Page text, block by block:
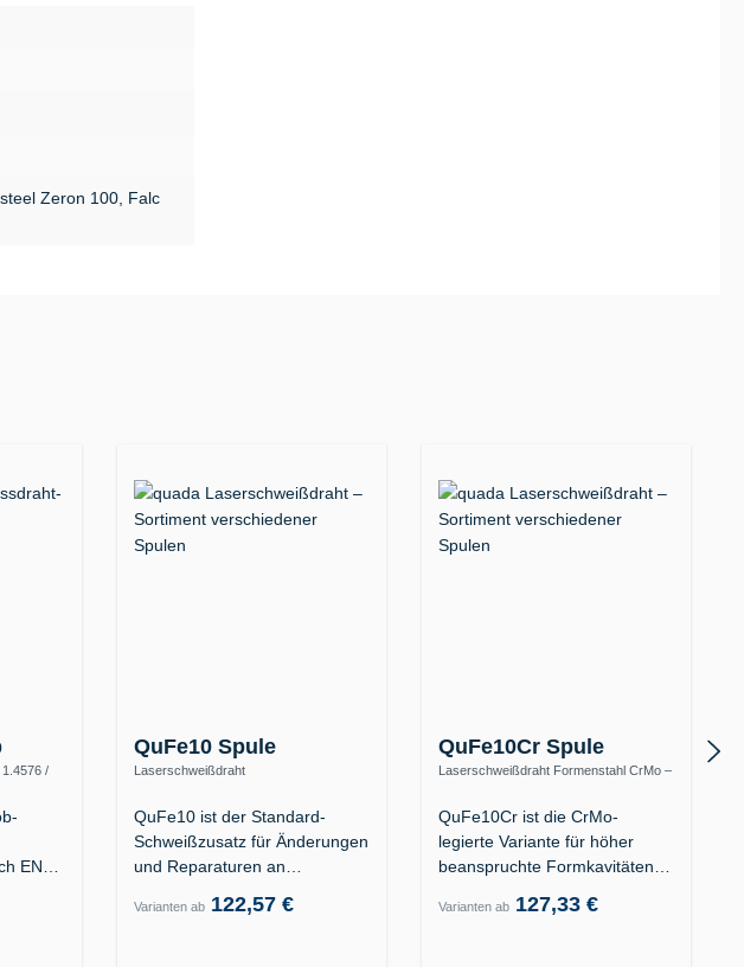
Zeron 100, Falc
/
EN
QuFe10 Spule
Laserschweißdraht
QuFe10 ist der Standard-
Schweißzusatz für Änderungen
und Reparaturen an
Varianten ab 122,57 €
QuFe10Cr Spule
Laserschweißdraht Formenstahl CrMo –
QuFe10Cr ist die CrMo-
legierte Variante für höher
beanspruchte Formkavitäten
Varianten ab 127,33 €